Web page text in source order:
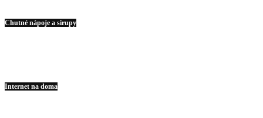
Chutné nápoje a sirupy
Internet na doma